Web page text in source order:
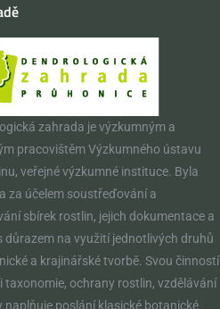
zahrada je výzkumným a
pracovištěm Výzkumného ústavu
veřejné výzkumné instituce. Byla
za účelem soustřeďování a
sbírek rostlin, jejich dokumentace a
důrazem na využití jednotlivých druhů
a krajinářské tvorbě. Svou činností
taxonomie, ochrany rostlin, vzdělávání
naplňuje poslání klasické botanické